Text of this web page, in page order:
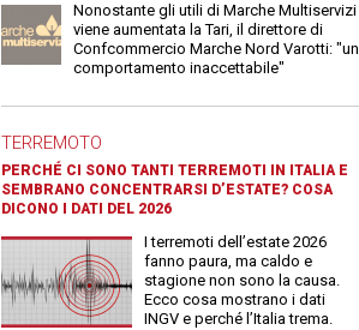
Nonostante gli utili di Marche Multiservizi
viene aumentata la Tari, il direttore di
Confcommercio Marche Nord Varotti: "un
comportamento inaccettabile"
TERREMOTO
PERCHÉ CI SONO TANTI TERREMOTI IN ITALIA E
SEMBRANO CONCENTRARSI D’ESTATE? COSA
DICONO I DATI DEL 2026
I terremoti dell’estate 2026
fanno paura, ma caldo e
stagione non sono la causa.
Ecco cosa mostrano i dati
INGV e perché l’Italia trema.